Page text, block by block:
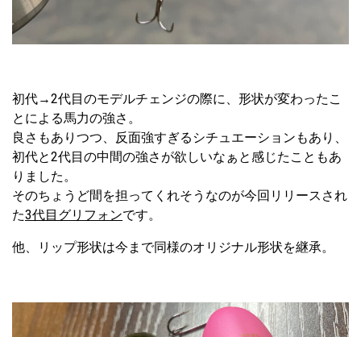
初代→2代目のモデルチェンジの際に、形状が変わったこ
とによる馬力の強さ。
良さもありつつ、反面強すぎるシチュエーションもあり、
初代と2代目の中間の強さが欲しいなぁと感じたこともあ
りました。
そのちょうど間を担ってくれそうなのが今回リリースされ
た3代目グリフォンです。
他、リップ形状は今まで同様のオリジナル形状を継承。